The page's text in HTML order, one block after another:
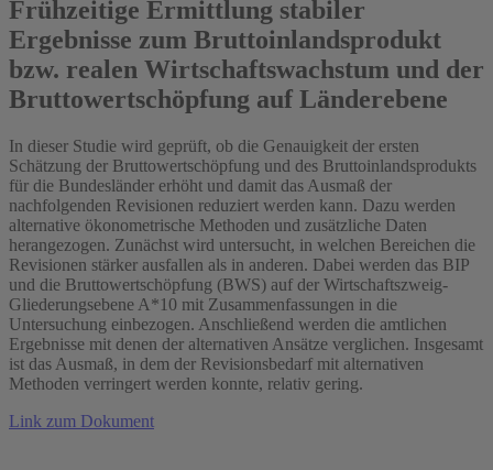
Frühzeitige Ermittlung stabiler
Ergebnisse zum Bruttoinlandsprodukt
bzw. realen Wirtschaftswachstum und der
Bruttowertschöpfung auf Länderebene
In dieser Studie wird geprüft, ob die Genauigkeit der ersten
Schätzung der Bruttowertschöpfung und des Bruttoinlandsprodukts
für die Bundesländer erhöht und damit das Ausmaß der
nachfolgenden Revisionen reduziert werden kann. Dazu werden
alternative ökonometrische Methoden und zusätzliche Daten
herangezogen. Zunächst wird untersucht, in welchen Bereichen die
Revisionen stärker ausfallen als in anderen. Dabei werden das BIP
und die Bruttowertschöpfung (BWS) auf der Wirtschaftszweig-
Gliederungsebene A*10 mit Zusammenfassungen in die
Untersuchung einbezogen. Anschließend werden die amtlichen
Ergebnisse mit denen der alternativen Ansätze verglichen. Insgesamt
ist das Ausmaß, in dem der Revisionsbedarf mit alternativen
Methoden verringert werden konnte, relativ gering.
Link zum Dokument